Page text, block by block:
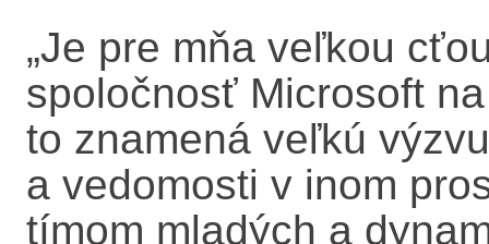
„Je pre mňa veľkou
spoločnosť Microsoft
to znamená veľkú
a vedomosti v inom
tímom mladých a